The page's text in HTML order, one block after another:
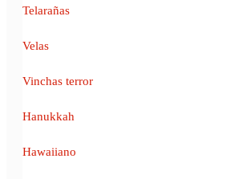
Telarañas
Velas
Vinchas terror
Hanukkah
Hawaiiano